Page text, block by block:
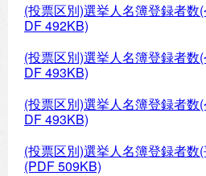
(投票区別)選挙人名簿登録者数
DF 492KB)
(投票区別)選挙人名簿登録者数
DF 493KB)
(投票区別)選挙人名簿登録者数
DF 493KB)
(投票区別)選挙人名簿登録者数
(PDF 509KB)